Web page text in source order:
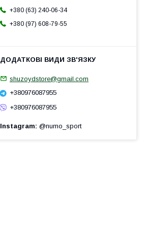
+380 (63) 240-06-34
+380 (97) 608-79-55
shuzoydstore@gmail.com
+380976087955
+380976087955
Instagram @numo_sport